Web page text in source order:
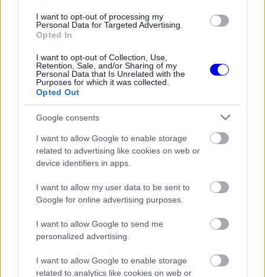
I want to opt-out of processing my
Personal Data for Targeted Advertising.
Opted In
I want to opt-out of Collection, Use,
Retention, Sale, and/or Sharing of my
Personal Data that Is Unrelated with the
Purposes for which it was collected.
Opted Out
Google consents
I want to allow Google to enable storage
related to advertising like cookies on web or
device identifiers in apps.
I want to allow my user data to be sent to
Google for online advertising purposes.
I want to allow Google to send me
personalized advertising.
I want to allow Google to enable storage
related to analytics like cookies on web or
EZEKET IS AJÁNLJUK
FORMA-1
Fontos kulcsembert csábított át
FORMA-1
A Hondánál hisznek az áttörésben,
teljesen új motorral érkeznek a
Martinnal
FORMA-1
Súlyos figyelmeztetést kapott a